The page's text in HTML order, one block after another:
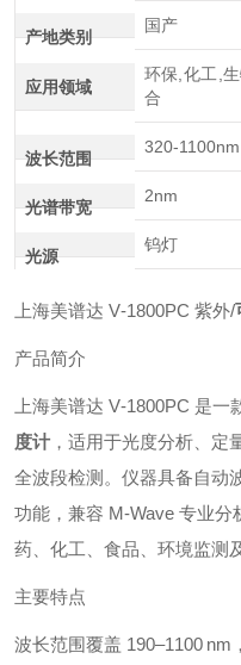
产地类别
国产
应用领域
环保,化工,
合
波长范围
320-1100nm
光谱带宽
2nm
光源
钨灯
上海美谱达 V‑1800PC 紫外/
产品简介
上海美谱达 V‑1800PC 是
度计 ，适用于光度分析、定
全波段检测。仪器具备自动
功能，兼容 M‑Wave 专业
药、化工、食品、环境监测
主要特点
波长范围覆盖 190–1100